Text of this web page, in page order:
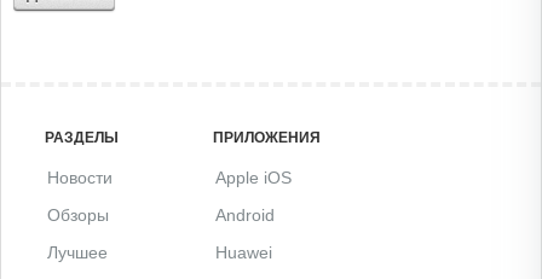
РАЗДЕЛЫ
Новости
Обзоры
Лучшее
ПРИЛОЖЕНИЯ
Apple iOS
Android
Huawei